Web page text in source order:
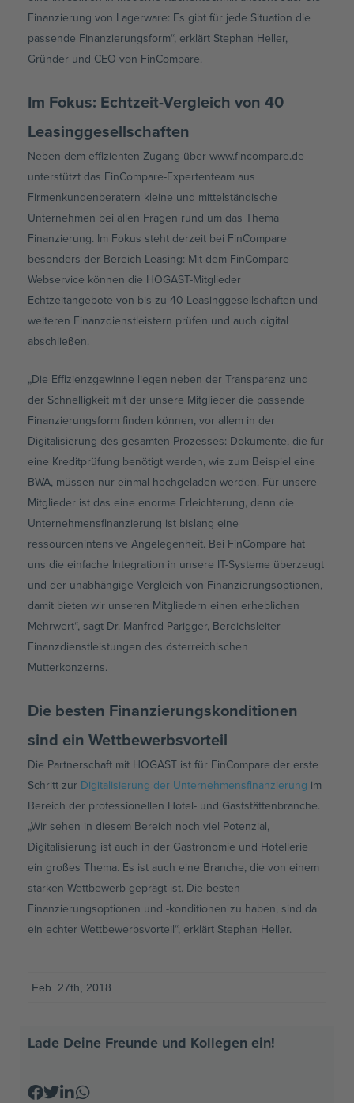
Finanzierung von Lagerware: Es gibt für jede Situation die
passende Finanzierungsform“, erklärt Stephan Heller,
Gründer und CEO von FinCompare.
Im Fokus: Echtzeit-Vergleich von 40
Leasinggesellschaften
Neben dem effizienten Zugang über www.fincompare.de
unterstützt das FinCompare-Expertenteam aus
Firmenkundenberatern kleine und mittelständische
Unternehmen bei allen Fragen rund um das Thema
Finanzierung. Im Fokus steht derzeit bei FinCompare
besonders der Bereich Leasing: Mit dem FinCompare-
Webservice können die HOGAST-Mitglieder
Echtzeitangebote von bis zu 40 Leasinggesellschaften und
weiteren Finanzdienstleistern prüfen und auch digital
abschließen.
„Die Effizienzgewinne liegen neben der Transparenz und
der Schnelligkeit mit der unsere Mitglieder die passende
Finanzierungsform finden können, vor allem in der
Digitalisierung des gesamten Prozesses: Dokumente, die für
eine Kreditprüfung benötigt werden, wie zum Beispiel eine
BWA, müssen nur einmal hochgeladen werden. Für unsere
Mitglieder ist das eine enorme Erleichterung, denn die
Unternehmensfinanzierung ist bislang eine
ressourcenintensive Angelegenheit. Bei FinCompare hat
uns die einfache Integration in unsere IT-Systeme überzeugt
und der unabhängige Vergleich von Finanzierungsoptionen,
damit bieten wir unseren Mitgliedern einen erheblichen
Mehrwert“, sagt Dr. Manfred Parigger, Bereichsleiter
Finanzdienstleistungen des österreichischen
Mutterkonzerns.
Die besten Finanzierungskonditionen
sind ein Wettbewerbsvorteil
Die Partnerschaft mit HOGAST ist für FinCompare der erste
Schritt zur Digitalisierung der Unternehmensfinanzierung im
Bereich der professionellen Hotel- und Gaststättenbranche.
„Wir sehen in diesem Bereich noch viel Potenzial,
Digitalisierung ist auch in der Gastronomie und Hotellerie
ein großes Thema. Es ist auch eine Branche, die von einem
starken Wettbewerb geprägt ist. Die besten
Finanzierungsoptionen und -konditionen zu haben, sind da
ein echter Wettbewerbsvorteil“, erklärt Stephan Heller.
Feb. 27th, 2018
Lade Deine Freunde und Kollegen ein!